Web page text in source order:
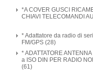
*A COVER GUSCI
CHIAVI TELECOMANDI
* Adattatore da radio di
FM/GPS (28)
* ADATTATORE
a ISO DIN PER RADIO
(61)